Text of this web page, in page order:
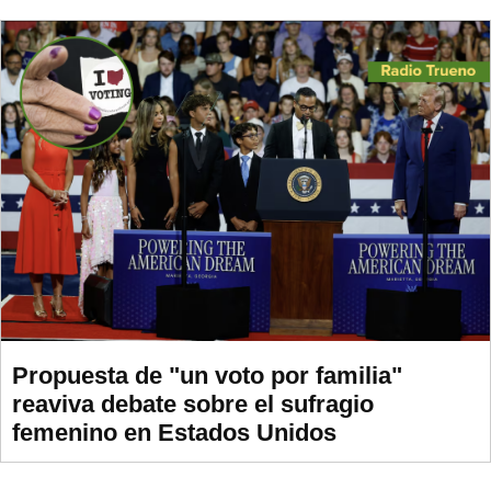
Propuesta de "un voto por familia"
reaviva debate sobre el sufragio
femenino en Estados Unidos